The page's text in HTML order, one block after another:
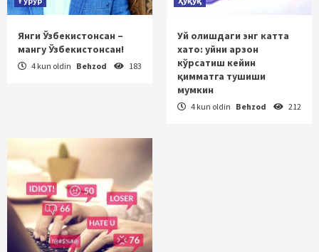
Янги Ўзбекистонсан –
мангу Ўзбекистонсан!
4 kun oldin Behzod 183
Уй олишдаги энг катта
хато: уйни арзон
кўрсатиш кейин
қимматга тушиши
мумкин
4 kun oldin Behzod 212